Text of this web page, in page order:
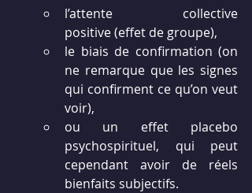
l’attente collective
positive (effet de groupe),
le biais de confirmation (on
ne remarque que les signes
qui confirment ce qu’on veut
voir),
ou un effet placebo
psychospirituel, qui peut
cependant avoir de réels
bienfaits subjectifs.